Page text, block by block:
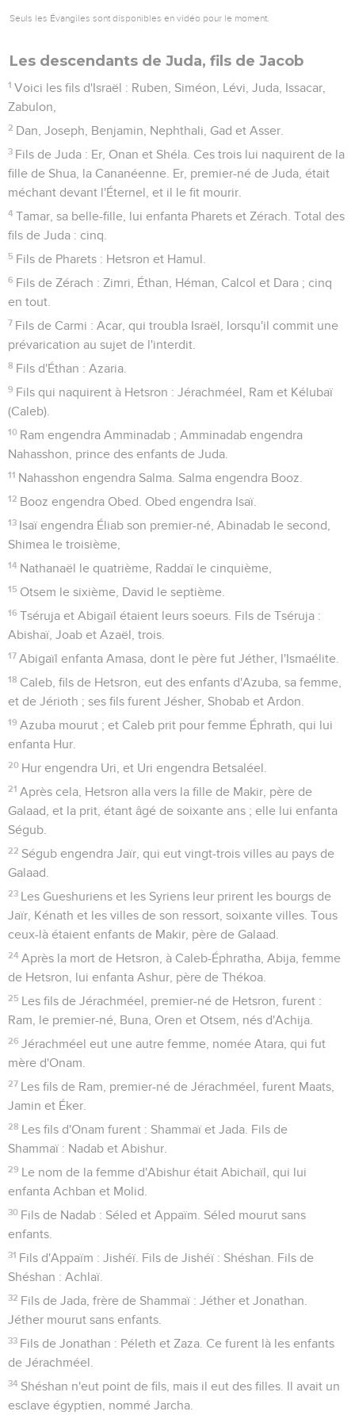
Seuls les Évangiles sont disponibles en vidéo pour le moment.
Les descendants de Juda, fils de Jacob
1 Voici les fils d'Israël : Ruben, Siméon, Lévi, Juda, Issacar,
Zabulon,
2 Dan, Joseph, Benjamin, Nephthali, Gad et Asser.
3 Fils de Juda : Er, Onan et Shéla. Ces trois lui naquirent de la
fille de Shua, la Cananéenne. Er, premier-né de Juda, était
méchant devant l'Éternel, et il le fit mourir.
4 Tamar, sa belle-fille, lui enfanta Pharets et Zérach. Total des
fils de Juda : cinq.
5 Fils de Pharets : Hetsron et Hamul.
6 Fils de Zérach : Zimri, Éthan, Héman, Calcol et Dara ; cinq
en tout.
7 Fils de Carmi : Acar, qui troubla Israël, lorsqu'il commit une
prévarication au sujet de l'interdit.
8 Fils d'Éthan : Azaria.
9 Fils qui naquirent à Hetsron : Jérachméel, Ram et Kélubaï
(Caleb).
10 Ram engendra Amminadab ; Amminadab engendra
Nahasshon, prince des enfants de Juda.
11 Nahasshon engendra Salma. Salma engendra Booz.
12 Booz engendra Obed. Obed engendra Isaï.
13 Isaï engendra Éliab son premier-né, Abinadab le second,
Shimea le troisième,
14 Nathanaël le quatrième, Raddaï le cinquième,
15 Otsem le sixième, David le septième.
16 Tséruja et Abigaïl étaient leurs soeurs. Fils de Tséruja :
Abishaï, Joab et Azaël, trois.
17 Abigaïl enfanta Amasa, dont le père fut Jéther, l'Ismaélite.
18 Caleb, fils de Hetsron, eut des enfants d'Azuba, sa femme,
et de Jérioth ; ses fils furent Jésher, Shobab et Ardon.
19 Azuba mourut ; et Caleb prit pour femme Éphrath, qui lui
enfanta Hur.
20 Hur engendra Uri, et Uri engendra Betsaléel.
21 Après cela, Hetsron alla vers la fille de Makir, père de
Galaad, et la prit, étant âgé de soixante ans ; elle lui enfanta
Ségub.
22 Ségub engendra Jaïr, qui eut vingt-trois villes au pays de
Galaad.
23 Les Gueshuriens et les Syriens leur prirent les bourgs de
Jaïr, Kénath et les villes de son ressort, soixante villes. Tous
ceux-là étaient enfants de Makir, père de Galaad.
24 Après la mort de Hetsron, à Caleb-Éphratha, Abija, femme
de Hetsron, lui enfanta Ashur, père de Thékoa.
25 Les fils de Jérachméel, premier-né de Hetsron, furent :
Ram, le premier-né, Buna, Oren et Otsem, nés d'Achija.
26 Jérachméel eut une autre femme, nomée Atara, qui fut
mère d'Onam.
27 Les fils de Ram, premier-né de Jérachméel, furent Maats,
Jamin et Éker.
28 Les fils d'Onam furent : Shammaï et Jada. Fils de
Shammaï : Nadab et Abishur.
29 Le nom de la femme d'Abishur était Abichaïl, qui lui
enfanta Achban et Molid.
30 Fils de Nadab : Séled et Appaïm. Séled mourut sans
enfants.
31 Fils d'Appaïm : Jishéï. Fils de Jishéï : Shéshan. Fils de
Shéshan : Achlaï.
32 Fils de Jada, frère de Shammaï : Jéther et Jonathan.
Jéther mourut sans enfants.
33 Fils de Jonathan : Péleth et Zaza. Ce furent là les enfants
de Jérachméel.
34 Shéshan n'eut point de fils, mais il eut des filles. Il avait un
esclave égyptien, nommé Jarcha.